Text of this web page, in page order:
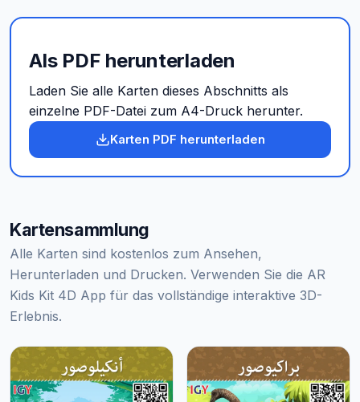
Als PDF herunterladen
Laden Sie alle Karten dieses Abschnitts als
einzelne PDF-Datei zum A4-Druck herunter.
Karten PDF herunterladen
Kartensammlung
Alle Karten sind kostenlos zum Ansehen,
Herunterladen und Drucken. Verwenden Sie die AR
Kids Kit 4D App für das vollständige interaktive 3D-
Erlebnis.